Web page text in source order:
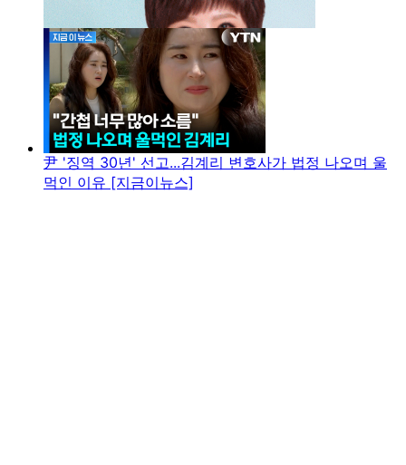
尹 '징역 30년' 선고...김계리 변호사가 법정 나오며 울
먹인 이유 [지금이뉴스]